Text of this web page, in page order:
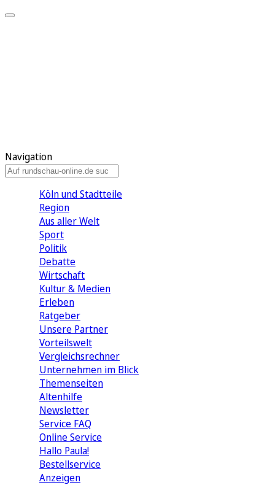
Navigation
Köln und Stadtteile
Region
Aus aller Welt
Sport
Politik
Debatte
Wirtschaft
Kultur & Medien
Erleben
Ratgeber
Unsere Partner
Vorteilswelt
Vergleichsrechner
Unternehmen im Blick
Themenseiten
Altenhilfe
Newsletter
Service FAQ
Online Service
Hallo Paula!
Bestellservice
Anzeigen